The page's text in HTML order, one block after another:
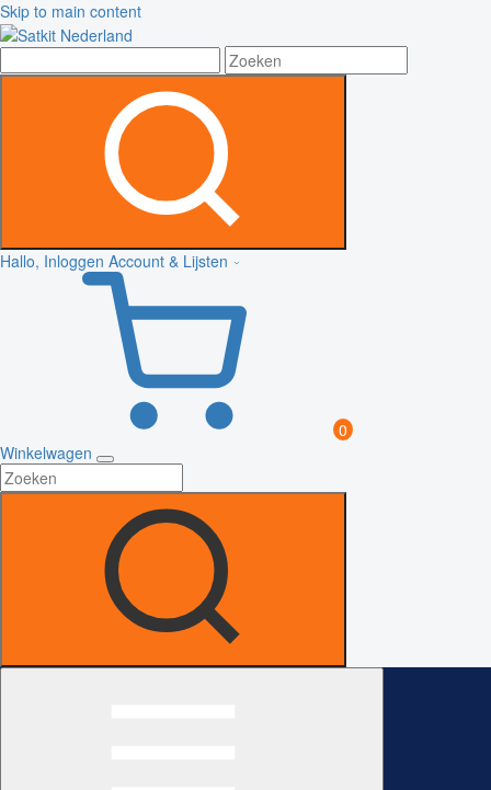
Skip to main content
Hallo, Inloggen Account & Lijsten
0
Winkelwagen